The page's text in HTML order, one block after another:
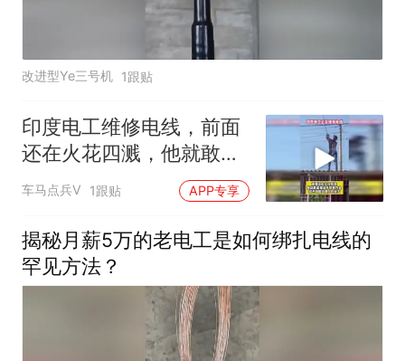
改进型Ye三号机 1跟贴
印度电工维修电线，前面
还在火花四溅，他就敢直
接徒手带电作业
车马点兵V 1跟贴 APP专享
揭秘月薪5万的老电工是如何绑扎电线的
罕见方法？